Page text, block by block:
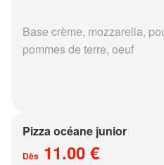
Base crème, mozzarella,
pommes de terre, oeuf
Pizza océane junior
Dès 11.00 €